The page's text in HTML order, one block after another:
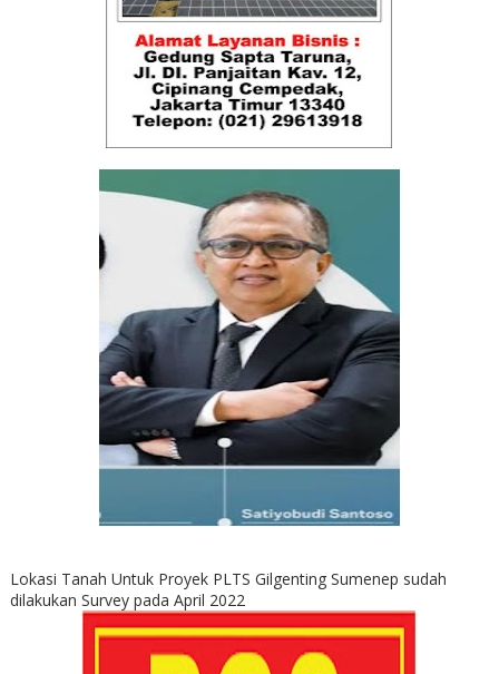
Lokasi Tanah Untuk Proyek PLTS Gilgenting Sumenep sudah
dilakukan Survey pada April 2022